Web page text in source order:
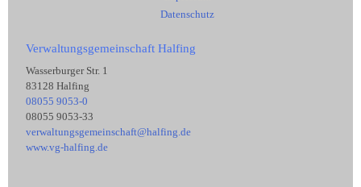
Datenschutz
Verwaltungsgemeinschaft Halfing
Wasserburger Str. 1
83128 Halfing
08055 9053-0
08055 9053-33
verwaltungsgemeinschaft@halfing.de
www.vg-halfing.de